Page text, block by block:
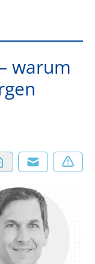
warum